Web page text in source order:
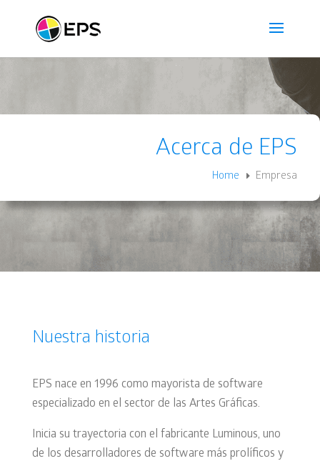
Acerca de EPS
Home E Empresa
Nuestra historia
EPS nace en 1996 como mayorista de software
especializado en el sector de las Artes Gráficas.
Inicia su trayectoria con el fabricante Luminous, uno
de los desarrolladores de software más prolíficos y